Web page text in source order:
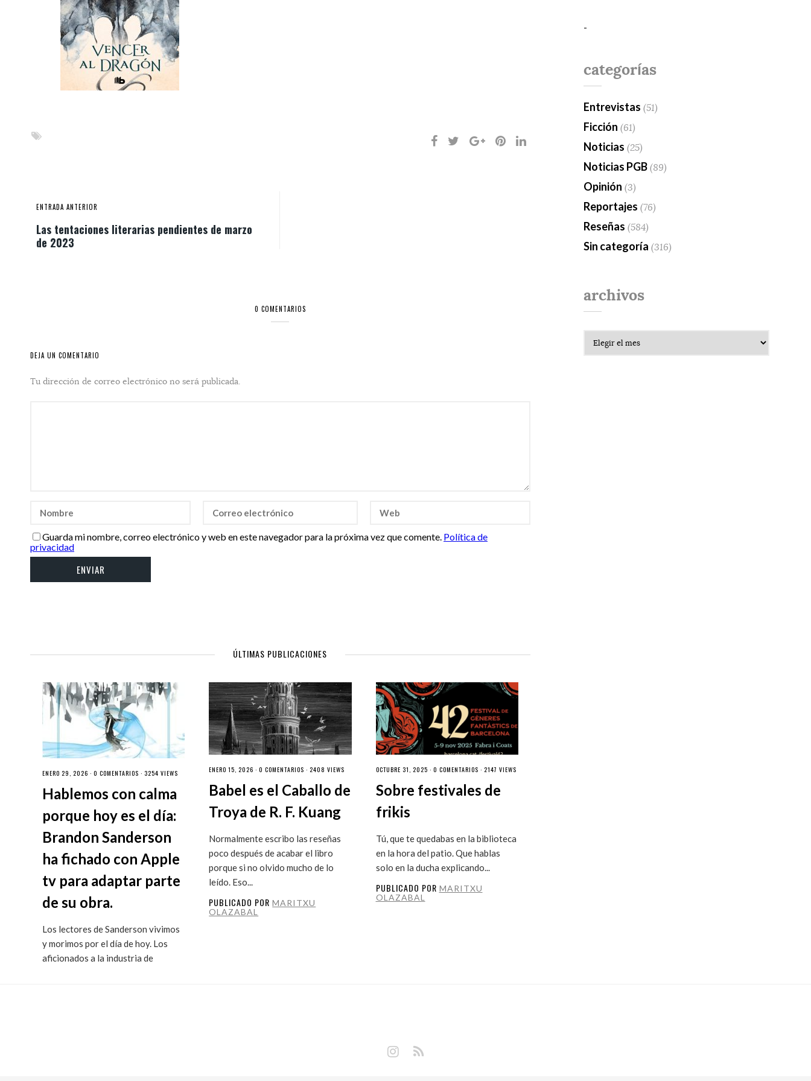
ENTRADA ANTERIOR
Las tentaciones literarias pendientes de marzo
de 2023
0 COMENTARIOS
DEJA UN COMENTARIO
Tu dirección de correo electrónico no será publicada.
Guarda mi nombre, correo electrónico y web en este navegador para la próxima vez que comente. Política de
privacidad
ÚLTIMAS PUBLICACIONES
ENERO 29, 2026 · 0 COMENTARIOS · 3254 VIEWS
Hablemos con calma
porque hoy es el día:
Brandon Sanderson
ha fichado con Apple
tv para adaptar parte
de su obra.
Los lectores de Sanderson vivimos
y morimos por el día de hoy. Los
aficionados a la industria de
ENERO 15, 2026 ·0 COMENTARIOS · 2408 VIEWS
Babel es el Caballo de
Troya de R. F. Kuang
Normalmente escribo las reseñas
poco después de acabar el libro
porque si no olvido mucho de lo
leído. Eso...
PUBLICADO PORMARITXU
OLAZABAL
OCTUBRE 31, 2025 · 0 COMENTARIOS · 2147 VIEWS
Sobre festivales de
frikis
Tú, que te quedabas en la biblioteca
en la hora del patio. Que hablas
solo en la ducha explicando...
PUBLICADO POR MARITXU
OLAZABAL
-
categorías
Entrevistas (51)
Ficción (61)
Noticias (25)
Noticias PGB (89)
Opinión (3)
Reportajes (76)
Reseñas (584)
Sin categoría (316)
archivos